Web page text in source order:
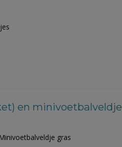
en minivoetbalveldje
gras